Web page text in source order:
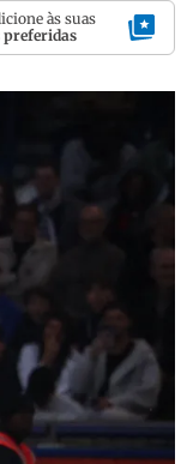
às suas
preferidas